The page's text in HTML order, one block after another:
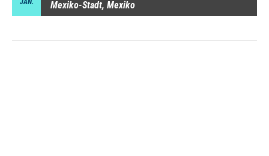
JAN. Mexiko-Stadt, Mexiko